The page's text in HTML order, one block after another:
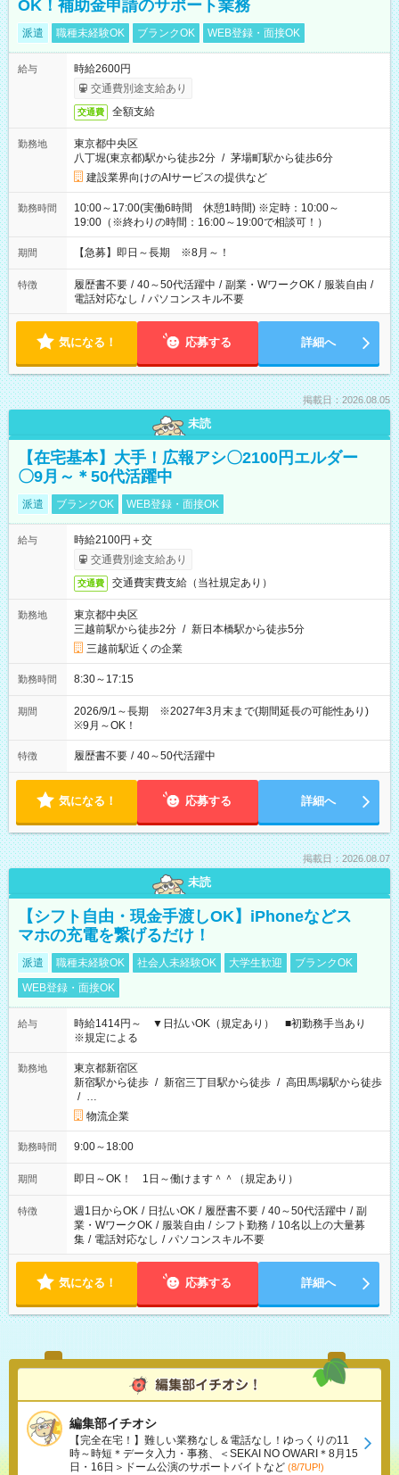
OK！補助金申請のサポート業務
派遣 職種未経験OK ブランクOK WEB登録・面接OK
給与
時給2600円
交通費別途支給あり
交通費 全額支給
勤務地
東京都中央区
八丁堀(東京都)駅から徒歩2分 / 茅場町駅から徒歩6分
建設業界向けのAIサービスの提供など
勤務時間
10:00～17:00(実働6時間 休憩1時間) ※定時：10:00～
19:00（※終わりの時間：16:00～19:00で相談可！）
期間 【急募】即日～長期 ※8月～！
特徴 履歴書不要 / 40～50代活躍中 / 副業・WワークOK / 服装自由 /
電話対応なし / パソコンスキル不要
気になる！ 応募する 詳細へ
掲載日：2026.08.05
未読
【在宅基本】大手！広報アシ〇2100円エルダー
〇9月～＊50代活躍中
派遣 ブランクOK WEB登録・面接OK
給与
時給2100円＋交
交通費別途支給あり
交通費 交通費実費支給（当社規定あり）
勤務地
東京都中央区
三越前駅から徒歩2分 / 新日本橋駅から徒歩5分
三越前駅近くの企業
勤務時間 8:30～17:15
期間
2026/9/1～長期 ※2027年3月末まで(期間延長の可能性あり)
※9月～OK！
特徴 履歴書不要 / 40～50代活躍中
気になる！ 応募する 詳細へ
掲載日：2026.08.07
未読
【シフト自由・現金手渡しOK】iPhoneなどス
マホの充電を繋げるだけ！
派遣 職種未経験OK 社会人未経験OK 大学生歓迎
ブランクOK
WEB登録・面接OK
給与
時給1414円～ ▼日払いOK（規定あり） ■初勤務手当あり
※規定による
勤務地
東京都新宿区
新宿駅から徒歩 / 新宿三丁目駅から徒歩 / 高田馬場駅から徒歩
/ …
物流企業
勤務時間 9:00～18:00
期間 即日～OK！ 1日～働けます＾＾（規定あり）
特徴 週1日からOK / 日払いOK / 履歴書不要 / 40～50代活躍中 / 副
業・WワークOK / 服装自由 / シフト勤務 / 10名以上の大量募
集 / 電話対応なし / パソコンスキル不要
気になる！ 応募する 詳細へ
編集部イチオシ
【完全在宅！】難しい業務なし＆電話なし！ゆっくりの11
時～時短＊データ入力・事務、＜SEKAI NO OWARI＊8月15
日・16日＞ドーム公演のサポートバイトなど (8/7UP!)